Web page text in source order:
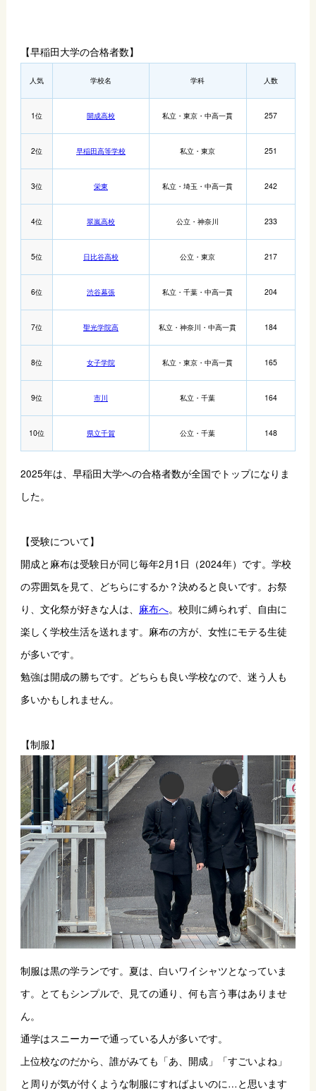
【早稲田大学の合格者数】
人気 学校名 学科 人数
1位 開成高校 私立・東京・中高一貫 257
2位 早稲田高等学校 私立・東京 251
3位 栄東 私立・埼玉・中高一貫 242
4位 翠嵐高校 公立・神奈川 233
5位 日比谷高校 公立・東京 217
6位 渋谷幕張 私立・千葉・中高一貫 204
7位 聖光学院高 私立・神奈川・中高一貫 184
8位 女子学院 私立・東京・中高一貫 165
9位 市川 私立・千葉 164
10位 県立千賀 公立・千葉 148
2025年は、早稲田大学への合格者数が全国でトップになりま
した。
【受験について】
開成と麻布は受験日が同じ毎年2月1日（2024年）です。学校
の雰囲気を見て、どちらにするか？決めると良いです。お祭
り、文化祭が好きな人は、 麻布へ。校則に縛られず、自由に
楽しく学校生活を送れます。麻布の方が、女性にモテる生徒
が多いです。
勉強は開成の勝ちです。どちらも良い学校なので、迷う人も
多いかもしれません。
【制服】
制服は黒の学ランです。夏は、白いワイシャツとなっていま
す。とてもシンプルで、見ての通り、何も言う事はありませ
ん。
通学はスニーカーで通っている人が多いです。
上位校なのだから、誰がみても「あ、開成」「すごいよね」
と周りが気が付くような制服にすればよいのに…と思います